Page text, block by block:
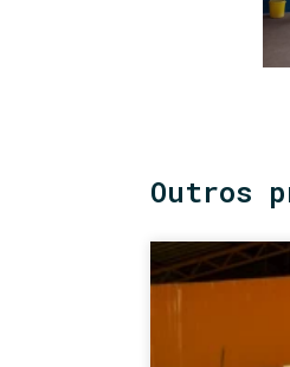
Outros